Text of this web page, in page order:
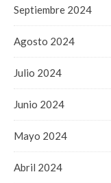
Septiembre 2024
Agosto 2024
Julio 2024
Junio 2024
Mayo 2024
Abril 2024